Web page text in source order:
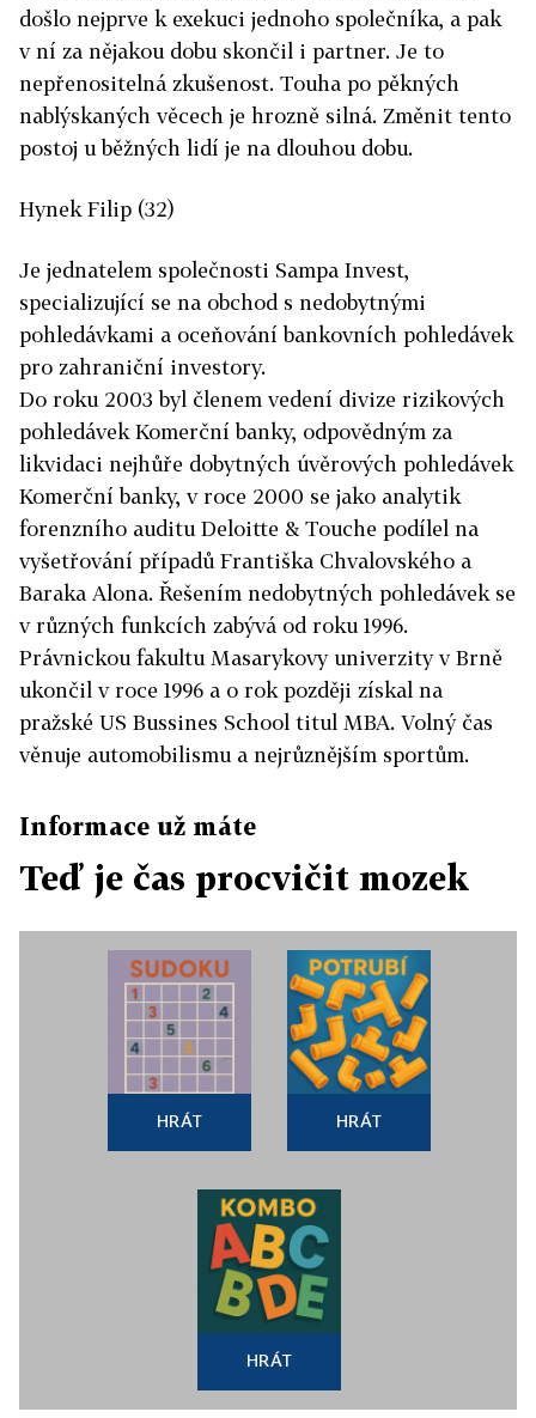
došlo nejprve k exekuci jednoho společníka, a pak
v ní za nějakou dobu skončil i partner. Je to
nepřenositelná zkušenost. Touha po pěkných
nablýskaných věcech je hrozně silná. Změnit tento
postoj u běžných lidí je na dlouhou dobu.
Hynek Filip (32)
Je jednatelem společnosti Sampa Invest,
specializující se na obchod s nedobytnými
pohledávkami a oceňování bankovních pohledávek
pro zahraniční investory.
Do roku 2003 byl členem vedení divize rizikových
pohledávek Komerční banky, odpovědným za
likvidaci nejhůře dobytných úvěrových pohledávek
Komerční banky, v roce 2000 se jako analytik
forenzního auditu Deloitte & Touche podílel na
vyšetřování případů Františka Chvalovského a
Baraka Alona. Řešením nedobytných pohledávek se
v různých funkcích zabývá od roku 1996.
Právnickou fakultu Masarykovy univerzity v Brně
ukončil v roce 1996 a o rok později získal na
pražské US Bussines School titul MBA. Volný čas
věnuje automobilismu a nejrůznějším sportům.
Informace už máte
Teď je čas procvičit mozek
HRÁT HRÁT
HRÁT